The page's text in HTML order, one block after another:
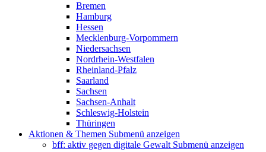
Bremen
Hamburg
Hessen
Mecklenburg-Vorpommern
Niedersachsen
Nordrhein-Westfalen
Rheinland-Pfalz
Saarland
Sachsen
Sachsen-Anhalt
Schleswig-Holstein
Thüringen
Aktionen & Themen Submenü anzeigen
bff: aktiv gegen digitale Gewalt Submenü anzeigen